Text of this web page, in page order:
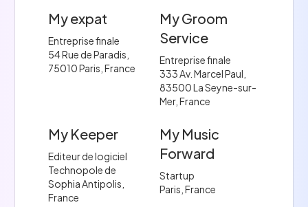
My expat
Entreprise finale
54 Rue de Paradis,
75010 Paris, France
My Groom
Service
Entreprise finale
333 Av. Marcel Paul,
83500 La Seyne-sur-
Mer, France
My Keeper
Editeur de logiciel
Technopole de
Sophia Antipolis,
France
My Music
Forward
Startup
Paris, France